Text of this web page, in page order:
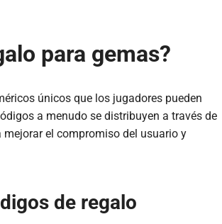
para gemas?
únicos que los jugadores pueden
a menudo se distribuyen a través de
el compromiso del usuario y
de regalo